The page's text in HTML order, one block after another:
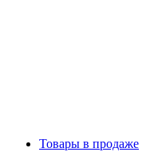
Товары в продаже